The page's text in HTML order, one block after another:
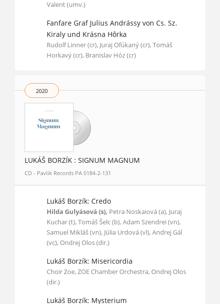
Valent (umv.)
Fanfare Graf Julius Andrássy von Cs. Sz.
Kiraly und Krásna Hôrka
Rudolf Linner (cr), Juraj Ofúkaný (cr), Tomáš
Horkavý (cr), Branislav Hóz (cr)
2020
LUKÁŠ BORZÍK : SIGNUM MAGNUM
CD - Pavlik Records PA 0184-2-131
Lukáš Borzík: Credo
Hilda Gulyásová (s), Petra Noskaiová (a), Juraj
Kuchar (t), Tomáš Šelc (b), Adam Szendrei (vn),
Samuel Mikláš (vn), Júlia Urdová (vl), Andrej Gál
(vc), Ondrej Olos (dir.)
Lukáš Borzík: Misericordia
Choir Zoe, ZOE Chamber Orchestra, Ondrej Olos
(dir.)
Lukáš Borzík: Mysterium